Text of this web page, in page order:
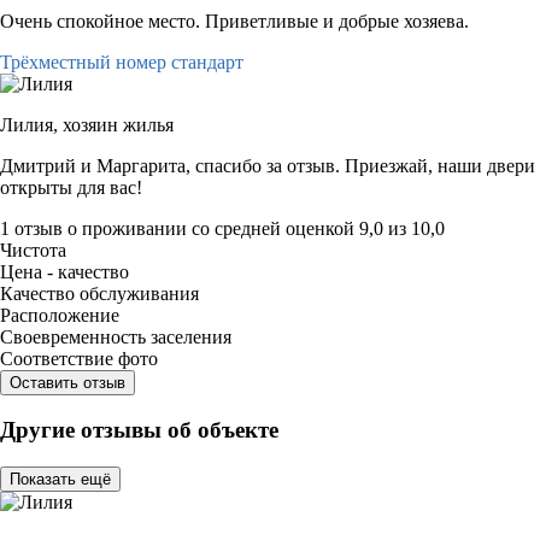
Очень спокойное место. Приветливые и добрые хозяева.
Трёхместный номер стандарт
Лилия, хозяин жилья
Дмитрий и Маргарита, спасибо за отзыв. Приезжай, наши двери
открыты для вас!
1 отзыв о проживании со средней оценкой 9,0 из 10,0
Чистота
Цена - качество
Качество обслуживания
Расположение
Своевременность заселения
Соответствие фото
Оставить отзыв
Другие отзывы об объекте
Показать ещё